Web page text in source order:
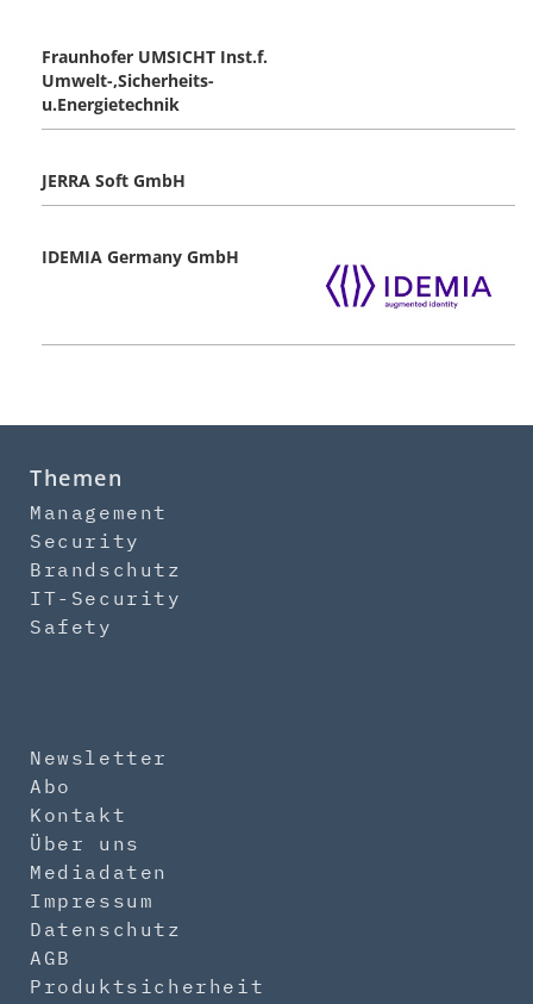
Fraunhofer UMSICHT Inst.f.
Umwelt-,Sicherheits-
u.Energietechnik
JERRA Soft GmbH
IDEMIA Germany GmbH
Themen
Management
Security
Brandschutz
IT-Security
Safety
Newsletter
Abo
Kontakt
Über uns
Mediadaten
Impressum
Datenschutz
AGB
Produktsicherheit